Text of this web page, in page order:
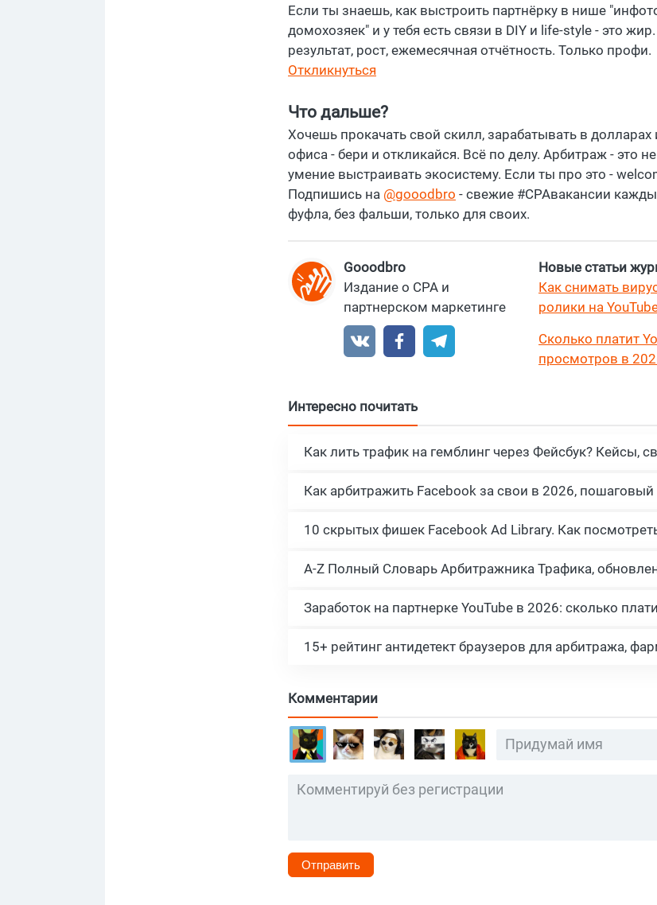
Если ты знаешь, как выстроить партнёрку в нише
домохозяек" и у тебя есть связи в DIY и life-style - это
результат, рост, ежемесячная отчётность. Только профи.
Откликнуться
Что дальше?
Хочешь прокачать свой скилл, зарабатывать в долларах
офиса - бери и откликайся. Всё по делу. Арбитраж - это
умение выстраивать экосистему. Если ты про это -
Подпишись на @gooodbro - свежие #CPAвакансии
фуфла, без фальши, только для своих.
Gooodbro
Издание о CPA и
партнерском маркетинге
Новые статьи
Как снимать
ролики на
Сколько платит
просмотров в
Интересно почитать
Как арбитражить Facebook за свои в 2026,
A-Z Полный Словарь Арбитражника Трафика,
Комментарии
Отправить